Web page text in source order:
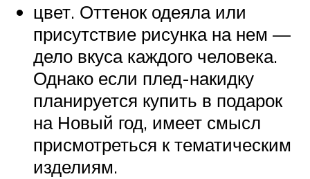
цвет. Оттенок одеяла или
присутствие рисунка на нем —
дело вкуса каждого человека.
Однако если плед-накидку
планируется купить в подарок
на Новый год, имеет смысл
присмотреться к тематическим
изделиям.